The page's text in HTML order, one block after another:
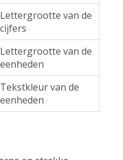
Lettergrootte van de
cijfers
Lettergrootte van de
eenheden
Tekstkleur van de
eenheden